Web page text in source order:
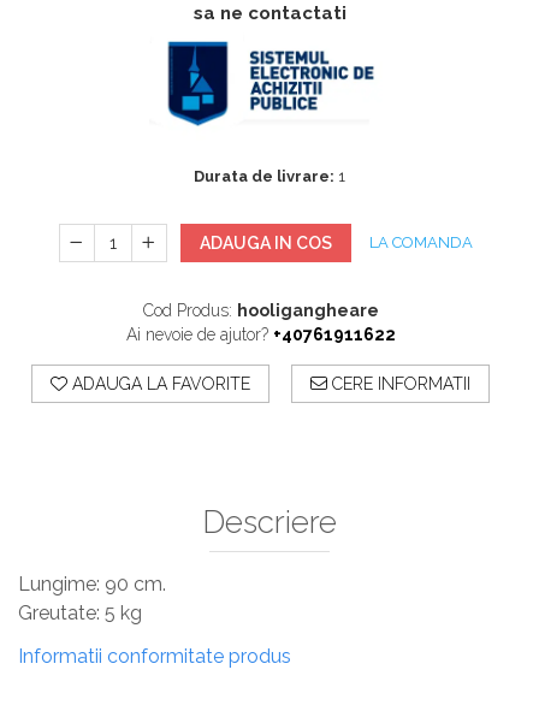
Aparate de respirat autonome
Accesorii pentru camere de
Furtunuri si accesorii
Detectoare De Gaze
Dispozitive De Masurare
Diverse Dispozitive De
Sisteme De Avertizare
Stingatoare
antifoc
sa ne contactati
Durata de livrare: 1
ADAUGA IN COS LA COMANDA
Cod Produs: hooligangheare
Ai nevoie de ajutor? +40761911622
ADAUGA LA FAVORITE CERE INFORMATII
Descriere
Lungime: 90 cm.
Greutate: 5 kg
Informatii conformitate produs